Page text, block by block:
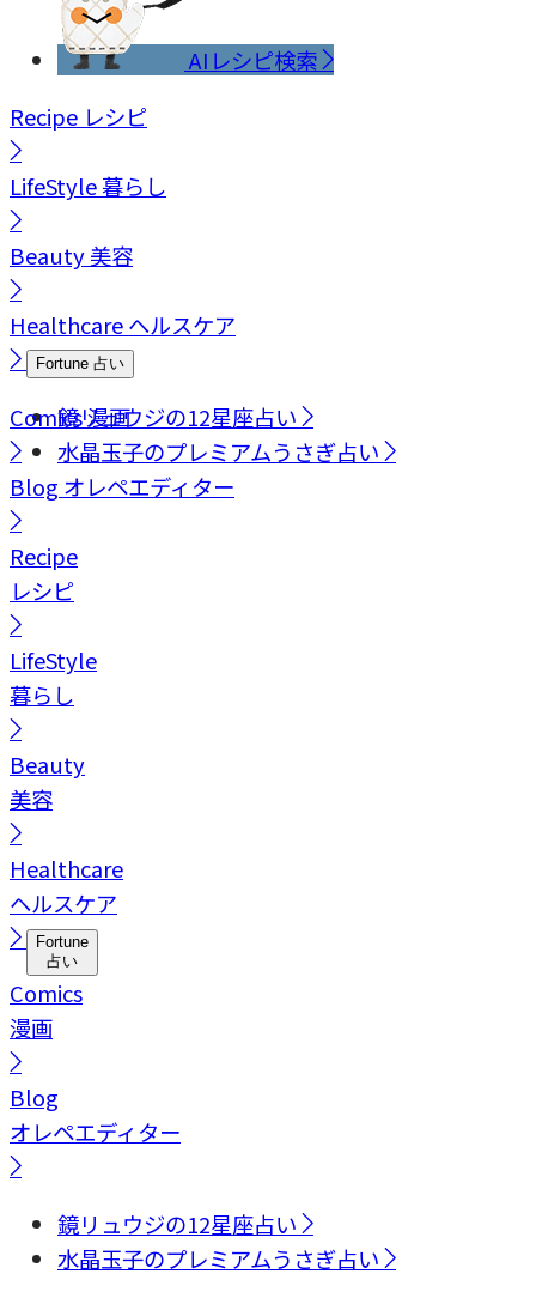
AIレシピ検索
Recipe レシピ
LifeStyle暮らし
Beauty美容
Healthcareヘルスケア
Fortune 占い
鏡リュウジの12星座占い
水晶玉子のプレミアムうさぎ占い
Comics漫画
Blog オレペエディター
Recipe
レシピ
LifeStyle
暮らし
Beauty
美容
Healthcare
ヘルスケア
Fortune
占い
Comics
漫画
Blog
オレペエディター
鏡リュウジの12星座占い
水晶玉子のプレミアムうさぎ占い